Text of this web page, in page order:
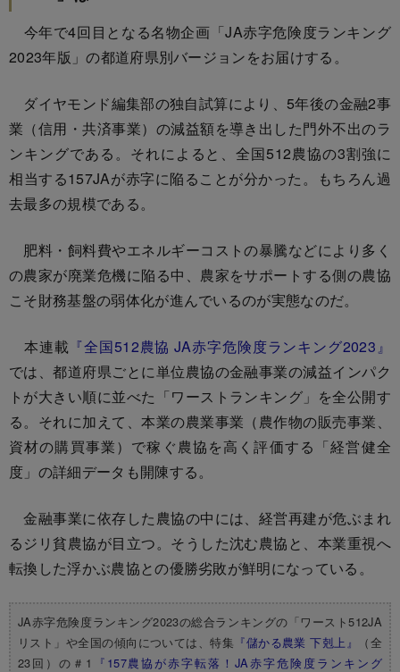
今年で4回目となる名物企画「JA赤字危険度ランキング
2023年版」の都道府県別バージョンをお届けする。
ダイヤモンド編集部の独自試算により、5年後の金融2事
業（信用・共済事業）の減益額を導き出した門外不出のラ
ンキングである。それによると、全国512農協の3割強に
相当する157JAが赤字に陥ることが分かった。もちろん過
去最多の規模である。
肥料・飼料費やエネルギーコストの暴騰などにより多く
の農家が廃業危機に陥る中、農家をサポートする側の農協
こそ財務基盤の弱体化が進んでいるのが実態なのだ。
本連載 『全国512農協 JA赤字危険度ランキング2023』
では、都道府県ごとに単位農協の金融事業の減益インパク
トが大きい順に並べた「ワーストランキング」を全公開す
る。それに加えて、本業の農業事業（農作物の販売事業、
資材の購買事業）で稼ぐ農協を高く評価する「経営健全
度」の詳細データも開陳する。
金融事業に依存した農協の中には、経営再建が危ぶまれ
るジリ貧農協が目立つ。そうした沈む農協と、本業重視へ
転換した浮かぶ農協との優勝劣敗が鮮明になっている。
JA赤字危険度ランキング2023の総合ランキングの「ワースト512JA
リスト」や全国の傾向については、特集 『儲かる農業 下剋上』
（全
23回）の＃1
『157農協が赤字転落！JA赤字危険度ランキング